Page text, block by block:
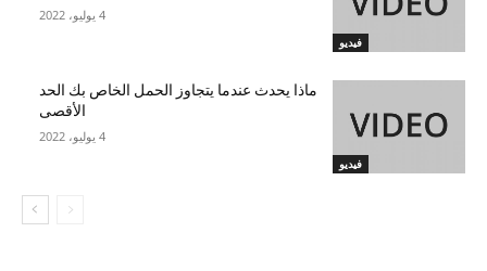
فيديو
4 يوليو، 2022
فيديو
ماذا يحدث عندما يتجاوز الحمل الخاص بك الحد
الأقصى
4 يوليو، 2022